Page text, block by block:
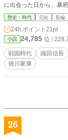
が
ず無
闘機
た。
島）
と思
理由
に出会った日から、幕
道で、立身出世を果た
光秀が見る夢とが乖離
新説を取り入れながら
能寺の変」の真相にも
歴史・時代 完結 長編
24h.ポイント 21pt
小説 24,785 位 /
戦国時代 織田信長
徳川家康
26